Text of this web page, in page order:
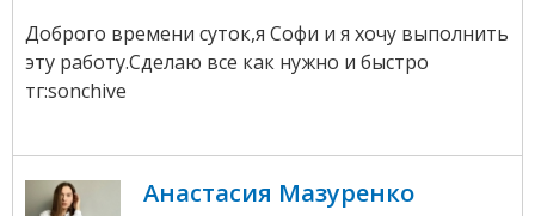
Доброго времени суток,я Софи и я хочу выполнить
эту работу.Сделаю все как нужно и быстро
тг:sonchive
Анастасия Мазуренко